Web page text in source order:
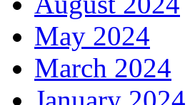
May 2024
March 2024